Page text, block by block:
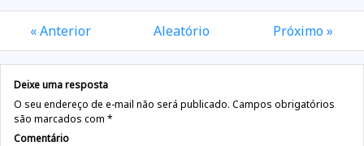
« Anterior Aleatório Próximo »
Deixe uma resposta
O seu endereço de e-mail não será publicado. Campos obrigatórios
são marcados com *
Comentário